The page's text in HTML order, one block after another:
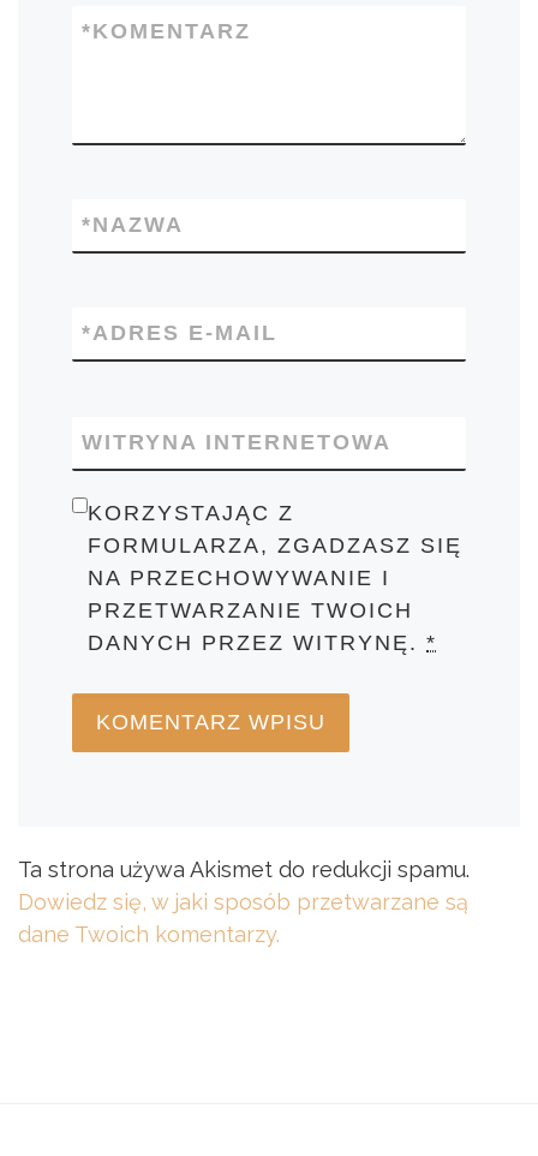
KOMENTARZ
*
NAZWA
*
ADRES E-MAIL
*
WITRYNA INTERNETOWA
KORZYSTAJĄC Z
FORMULARZA, ZGADZASZ SIĘ
NA PRZECHOWYWANIE I
PRZETWARZANIE TWOICH
DANYCH PRZEZ WITRYNĘ.*
Ta strona używa Akismet do redukcji spamu.
Dowiedz się, w jaki sposób przetwarzane są
dane Twoich komentarzy.